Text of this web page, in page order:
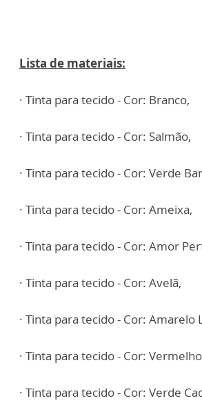
Lista de materiais:
· Tinta para tecido - Cor: Branco,
· Tinta para tecido - Cor: Salmão,
· Tinta para tecido - Cor: Verde
· Tinta para tecido - Cor: Ameixa,
· Tinta para tecido - Cor: Amor
· Tinta para tecido - Cor: Avelã,
· Tinta para tecido - Cor: Amarelo
· Tinta para tecido - Cor:
· Tinta para tecido - Cor: Verde